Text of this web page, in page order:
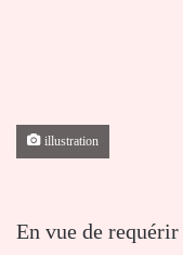
illustration
En vue de